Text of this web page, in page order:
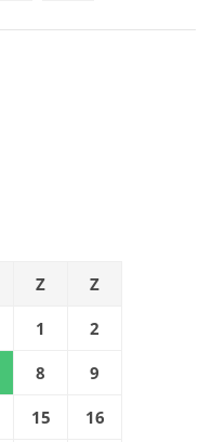
Z Z
1 2
8 9
15 16